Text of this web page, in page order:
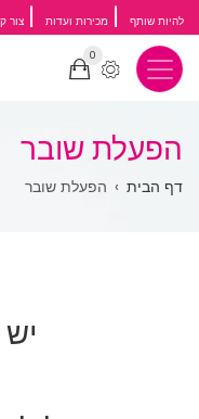
דילוג
לתוכן
העיקרי
להיות שותף מכירות ועדות צור
0
הפעלת שובר
שביל
דף הבית הפעלת שובר